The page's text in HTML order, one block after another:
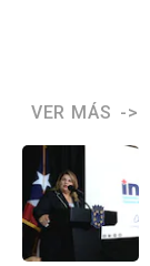
VER MÁS